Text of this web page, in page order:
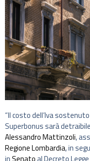
“Il costo dell’Iva
Superbonus sarà
Alessandro Mattinzoli,
Regione Lombardia, in